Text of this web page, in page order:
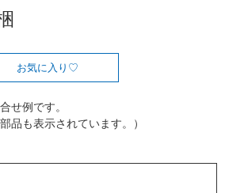
お気に入り
せ例です。
品も表示されています。）